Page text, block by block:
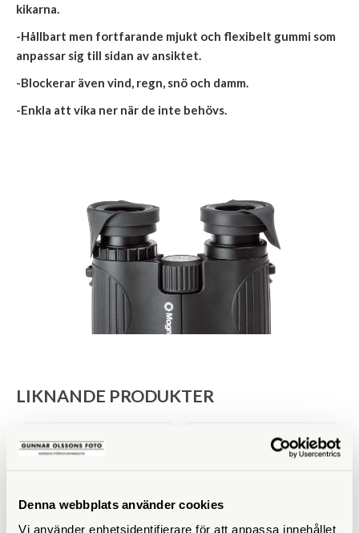
Denna webbplats använder cookies
Vi använder enhetsidentifierare för att anpassa innehållet
kikarna.
-Hållbart men fortfarande mjukt och flexibelt gummi som
anpassar sig till sidan av ansiktet.
-Blockerar även vind, regn, snö och damm.
-Enkla att vika ner när de inte behövs.
LIKNANDE PRODUKTER